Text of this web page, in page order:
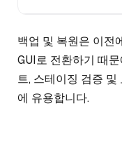
백업 및 복원은 이전
GUI로 전환하기 때
트, 스테이징 검증
에 유용합니다.